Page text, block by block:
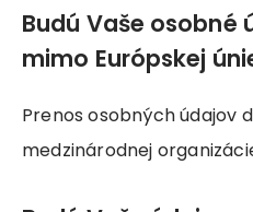
Budú Vaše osobné
mimo Európskej
Prenos osobných údajov
medzinárodnej